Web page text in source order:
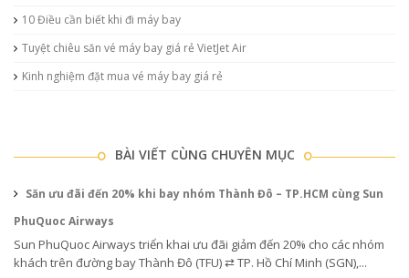
10 Điều cần biết khi đi máy bay
Tuyệt chiêu săn vé máy bay giá rẻ VietJet Air
Kinh nghiệm đặt mua vé máy bay giá rẻ
BÀI VIẾT CÙNG CHUYÊN MỤC
Săn ưu đãi đến 20% khi bay nhóm Thành Đô – TP.HCM cùng Sun
PhuQuoc Airways
Sun PhuQuoc Airways triển khai ưu đãi giảm đến 20% cho các nhóm
khách trên đường bay Thành Đô (TFU) ⇄ TP. Hồ Chí Minh (SGN),...